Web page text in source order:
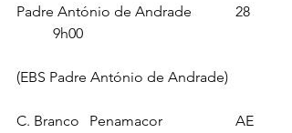
Padre António de Andrade 		28
	9h00
(EBS Padre António de Andrade)
C. Branco	Penamacor		AE